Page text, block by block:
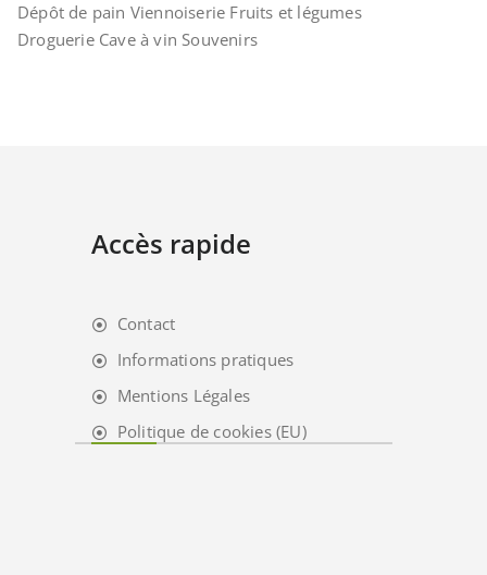
Dépôt de pain Viennoiserie Fruits et légumes
Droguerie Cave à vin Souvenirs
Accès rapide
Contact
Informations pratiques
Mentions Légales
Politique de cookies (EU)